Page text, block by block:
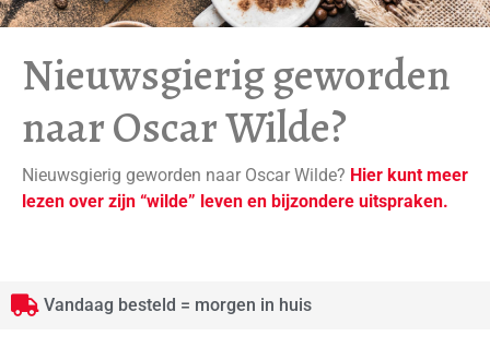
Nieuwsgierig geworden
naar Oscar Wilde?
Nieuwsgierig geworden naar Oscar Wilde? Hier kunt meer
lezen over zijn “wilde” leven en bijzondere uitspraken.
Vandaag besteld = morgen in huis